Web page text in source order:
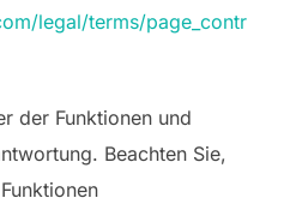
legal/terms/page_contr
der Funktionen und
Beachten Sie,